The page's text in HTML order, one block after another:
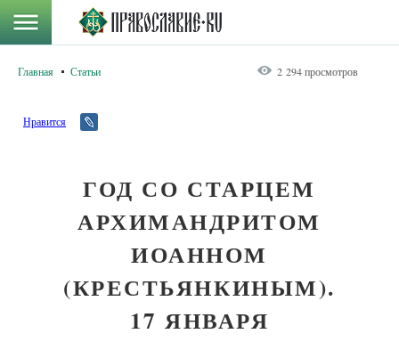
Главная Статьи 2 294 просмотров
Нравится
ГОД СО СТАРЦЕМ
АРХИМАНДРИТОМ
ИОАННОМ
(КРЕСТЬЯНКИНЫМ).
17 ЯНВАРЯ